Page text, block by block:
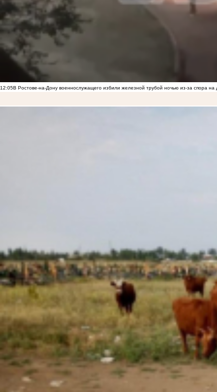
12:05В Ростове-на-Дону военнослужащего избили железной трубой ночью из-за спора на